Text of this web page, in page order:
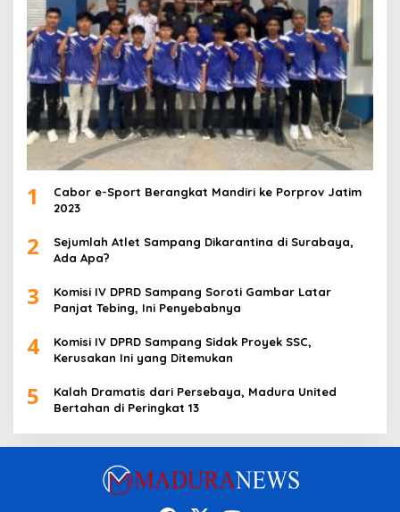
1
Cabor e-Sport Berangkat Mandiri ke Porprov Jatim
2023
2
Sejumlah Atlet Sampang Dikarantina di Surabaya,
Ada Apa?
3
Komisi IV DPRD Sampang Soroti Gambar Latar
Panjat Tebing, Ini Penyebabnya
4
Komisi IV DPRD Sampang Sidak Proyek SSC,
Kerusakan Ini yang Ditemukan
5
Kalah Dramatis dari Persebaya, Madura United
Bertahan di Peringkat 13